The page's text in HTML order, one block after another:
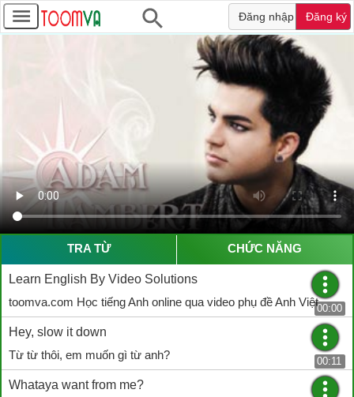
Đăng nhập Đăng ký
TRA TỪ CHỨC NĂNG
Learn English By Video Solutions
toomva.com Học tiếng Anh online qua video phụ đề Anh Việt00:00
Hey, slow it down
Từ từ thôi, em muốn gì từ anh?
00:11
Whataya want from me?